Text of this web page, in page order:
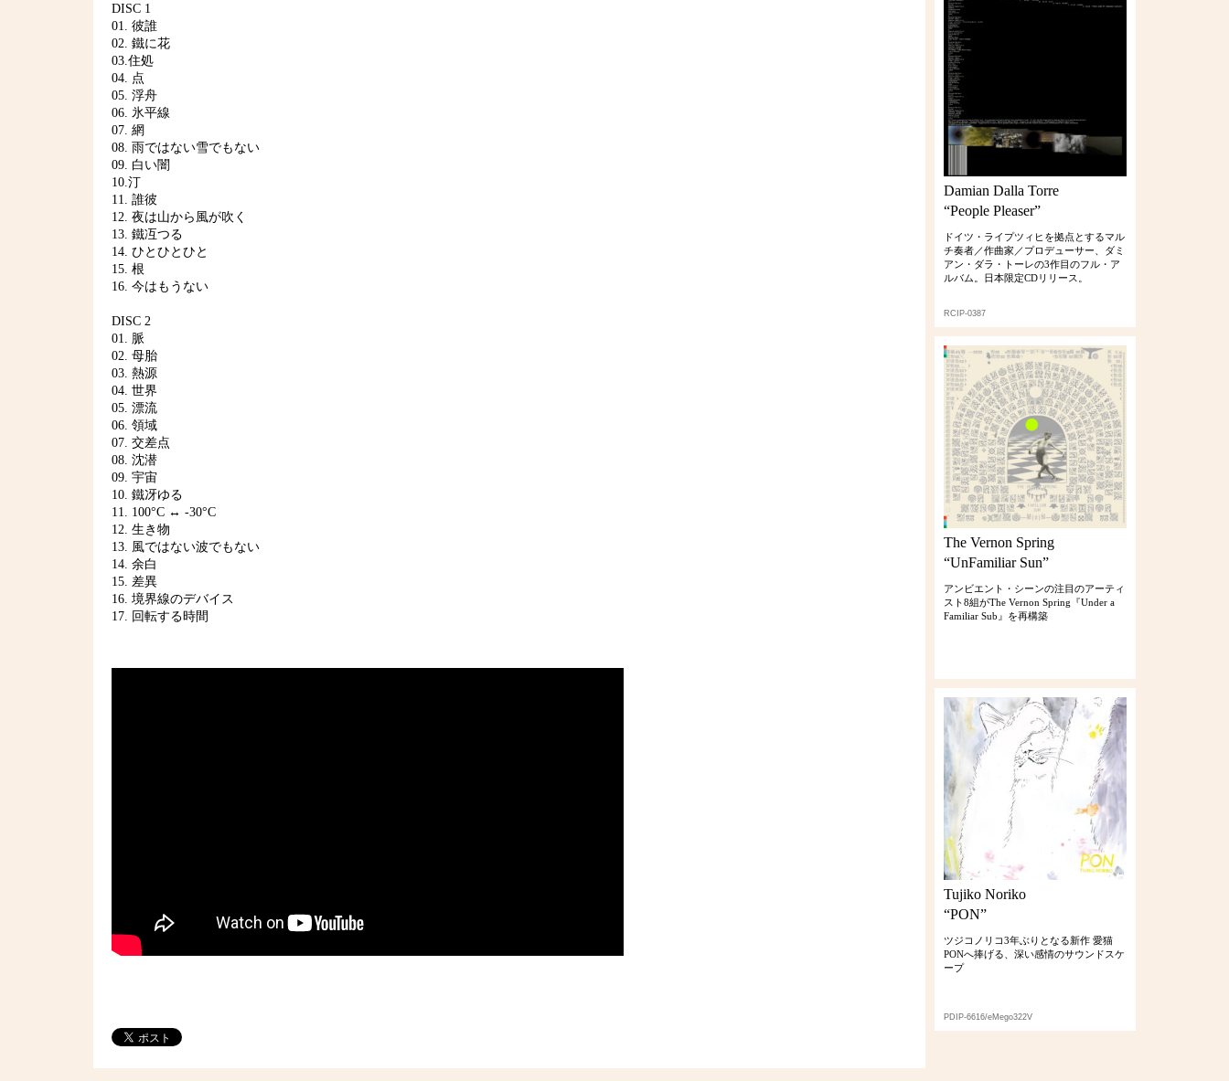
DISC 1
01. 彼誰
02. 鐵に花
03.住処
04. 点
05. 浮舟
06. 氷平線
07. 網
08. 雨ではない雪でもない
09. 白い闇
10.汀
11. 誰彼
12. 夜は山から風が吹く
13. 鐵冱つる
14. ひとひとひと
15. 根
16. 今はもうない
DISC 2
01. 脈
02. 母胎
03. 熱源
04. 世界
05. 漂流
06. 領域
07. 交差点
08. 沈潜
09. 宇宙
10. 鐵冴ゆる
11. 100°C ↔ -30°C
12. 生き物
13. 風ではない波でもない
14. 余白
15. 差異
16. 境界線のデバイス
17. 回転する時間
Damian Dalla Torre
“People Pleaser”
ドイツ・ライプツィヒを拠点とするマル
チ奏者／作曲家／プロデューサー、ダミ
アン・ダラ・トーレの3作目のフル・ア
ルバム。日本限定CDリリース。
RCIP-0387
The Vernon Spring
“UnFamiliar Sun”
アンビエント・シーンの注目のアーティ
スト8組がThe Vernon Spring『Under a
Familiar Sub』を再構築
Tujiko Noriko
“PON”
ツジコノリコ3年ぶりとなる新作 愛猫
PONへ捧げる、深い感情のサウンドスケ
ープ
PDIP-6616/eMego322V